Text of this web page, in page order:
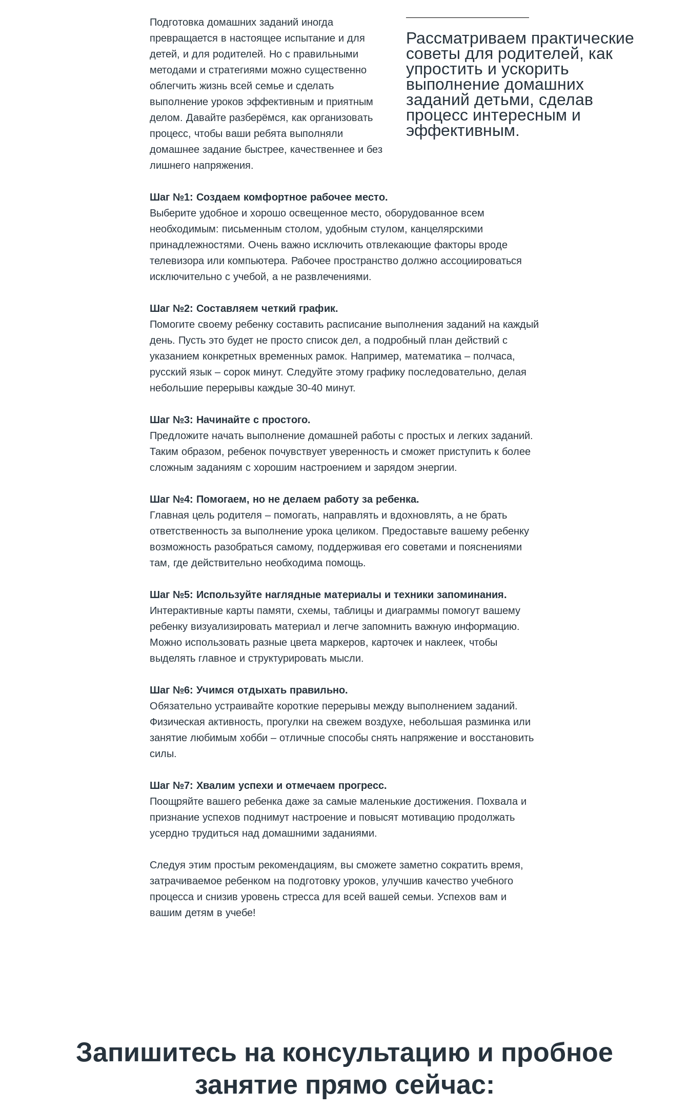
Рассматриваем практические
советы для родителей, как
упростить и ускорить
выполнение домашних
заданий детьми, сделав
процесс интересным и
эффективным.
Подготовка домашних заданий иногда
превращается в настоящее испытание и для
детей, и для родителей. Но с правильными
методами и стратегиями можно существенно
облегчить жизнь всей семье и сделать
выполнение уроков эффективным и приятным
делом. Давайте разберёмся, как организовать
процесс, чтобы ваши ребята выполняли
домашнее задание быстрее, качественнее и без
лишнего напряжения.
Шаг №1: Создаем комфортное рабочее место.
Выберите удобное и хорошо освещенное место, оборудованное всем
необходимым: письменным столом, удобным стулом, канцелярскими
принадлежностями. Очень важно исключить отвлекающие факторы вроде
телевизора или компьютера. Рабочее пространство должно ассоциироваться
исключительно с учебой, а не развлечениями.
Шаг №2: Составляем четкий график.
Помогите своему ребенку составить расписание выполнения заданий на каждый
день. Пусть это будет не просто список дел, а подробный план действий с
указанием конкретных временных рамок. Например, математика – полчаса,
русский язык – сорок минут. Следуйте этому графику последовательно, делая
небольшие перерывы каждые 30-40 минут.
Шаг №3: Начинайте с простого.
Предложите начать выполнение домашней работы с простых и легких заданий.
Таким образом, ребенок почувствует уверенность и сможет приступить к более
сложным заданиям с хорошим настроением и зарядом энергии.
Шаг №4: Помогаем, но не делаем работу за ребенка.
Главная цель родителя – помогать, направлять и вдохновлять, а не брать
ответственность за выполнение урока целиком. Предоставьте вашему ребенку
возможность разобраться самому, поддерживая его советами и пояснениями
там, где действительно необходима помощь.
Шаг №5: Используйте наглядные материалы и техники запоминания.
Интерактивные карты памяти, схемы, таблицы и диаграммы помогут вашему
ребенку визуализировать материал и легче запомнить важную информацию.
Можно использовать разные цвета маркеров, карточек и наклеек, чтобы
выделять главное и структурировать мысли.
Шаг №6: Учимся отдыхать правильно.
Обязательно устраивайте короткие перерывы между выполнением заданий.
Физическая активность, прогулки на свежем воздухе, небольшая разминка или
занятие любимым хобби – отличные способы снять напряжение и восстановить
силы.
Шаг №7: Хвалим успехи и отмечаем прогресс.
Поощряйте вашего ребенка даже за самые маленькие достижения. Похвала и
признание успехов поднимут настроение и повысят мотивацию продолжать
усердно трудиться над домашними заданиями.
Следуя этим простым рекомендациям, вы сможете заметно сократить время,
затрачиваемое ребенком на подготовку уроков, улучшив качество учебного
процесса и снизив уровень стресса для всей вашей семьи. Успехов вам и
вашим детям в учебе!
Запишитесь на консультацию и пробное
занятие прямо сейчас: